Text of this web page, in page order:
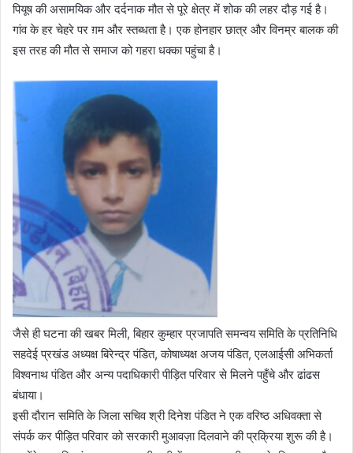
पियूष की असामयिक और दर्दनाक मौत से पूरे क्षेत्र में शोक की लहर दौड़ गई है।
गांव के हर चेहरे पर ग़म और स्तब्धता है। एक होनहार छात्र और विनम्र बालक की
इस तरह की मौत से समाज को गहरा धक्का पहुंचा है।
जैसे ही घटना की खबर मिली, बिहार कुम्हार प्रजापति समन्वय समिति के प्रतिनिधि
सहदेई प्रखंड अध्यक्ष बिरेन्द्र पंडित, कोषाध्यक्ष अजय पंडित, एलआईसी अभिकर्ता
विश्वनाथ पंडित और अन्य पदाधिकारी पीड़ित परिवार से मिलने पहुँचे और ढांढस
बंधाया।
इसी दौरान समिति के जिला सचिव श्री दिनेश पंडित ने एक वरिष्ठ अधिवक्ता से
संपर्क कर पीड़ित परिवार को सरकारी मुआवज़ा दिलवाने की प्रक्रिया शुरू की है।